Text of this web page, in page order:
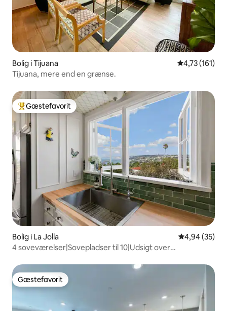
Bolig i Tijuana 4,73 ud af 5 i
4,73 (161)
Tijuana, mere end en grænse.
Bedste gæstefavorit
Gæstefavorit
Bolig i La Jolla 4,94 ud af 5 i
4,94 (35)
4 soveværelser|Sovepladser til 10|Udsigt over
Gæstefavorit
Gæstefavorit